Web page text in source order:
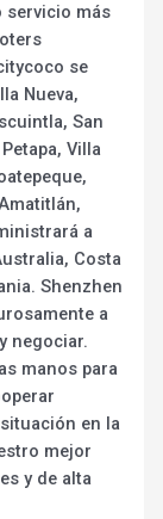
servicio más
se
Nueva,
San
Villa
a
Costa
Shenzhen
a
negociar.
manos para
en la
mejor
y de alta